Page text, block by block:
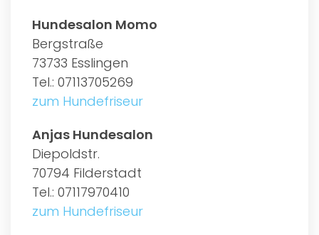
Hundesalon Momo
Bergstraße
73733 Esslingen
Tel.: 07113705269
zum Hundefriseur
Anjas Hundesalon
Diepoldstr.
70794 Filderstadt
Tel.: 07117970410
zum Hundefriseur